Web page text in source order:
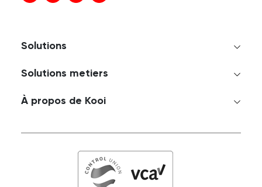
Solutions
Solutions metiers
À propos de Kooi